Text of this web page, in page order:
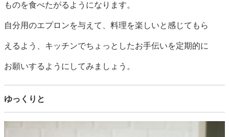
ものを食べたがるようになります。
自分用のエプロンを与えて、料理を楽しいと感じてもら
えるよう、キッチンでちょっとしたお手伝いを定期的に
お願いするようにしてみましょう。
ゆっくりと